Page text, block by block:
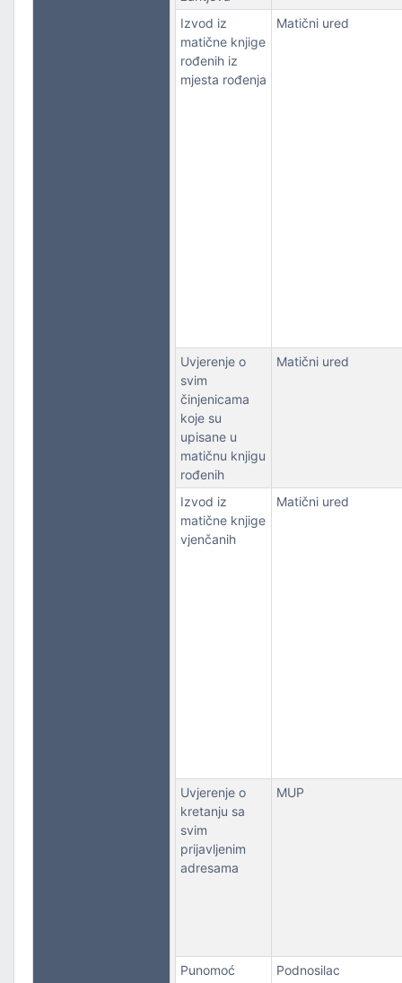
Izvod iz
matične knjige
rođenih iz
mjesta rođenja
Matični ured
Uvjerenje o
svim
činjenicama
koje su
upisane u
matičnu knjigu
rođenih
Matični ured
Izvod iz
matične knjige
vjenčanih
Matični ured
Uvjerenje o
kretanju sa
svim
prijavljenim
adresama
MUP
Punomoć Podnosilac